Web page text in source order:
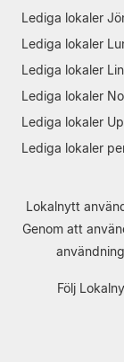
Lediga lokaler
Lediga lokaler
Lediga lokaler
Lediga lokaler
Lediga lokaler
Lediga lokaler
Lokalnytt
Genom att
Följ